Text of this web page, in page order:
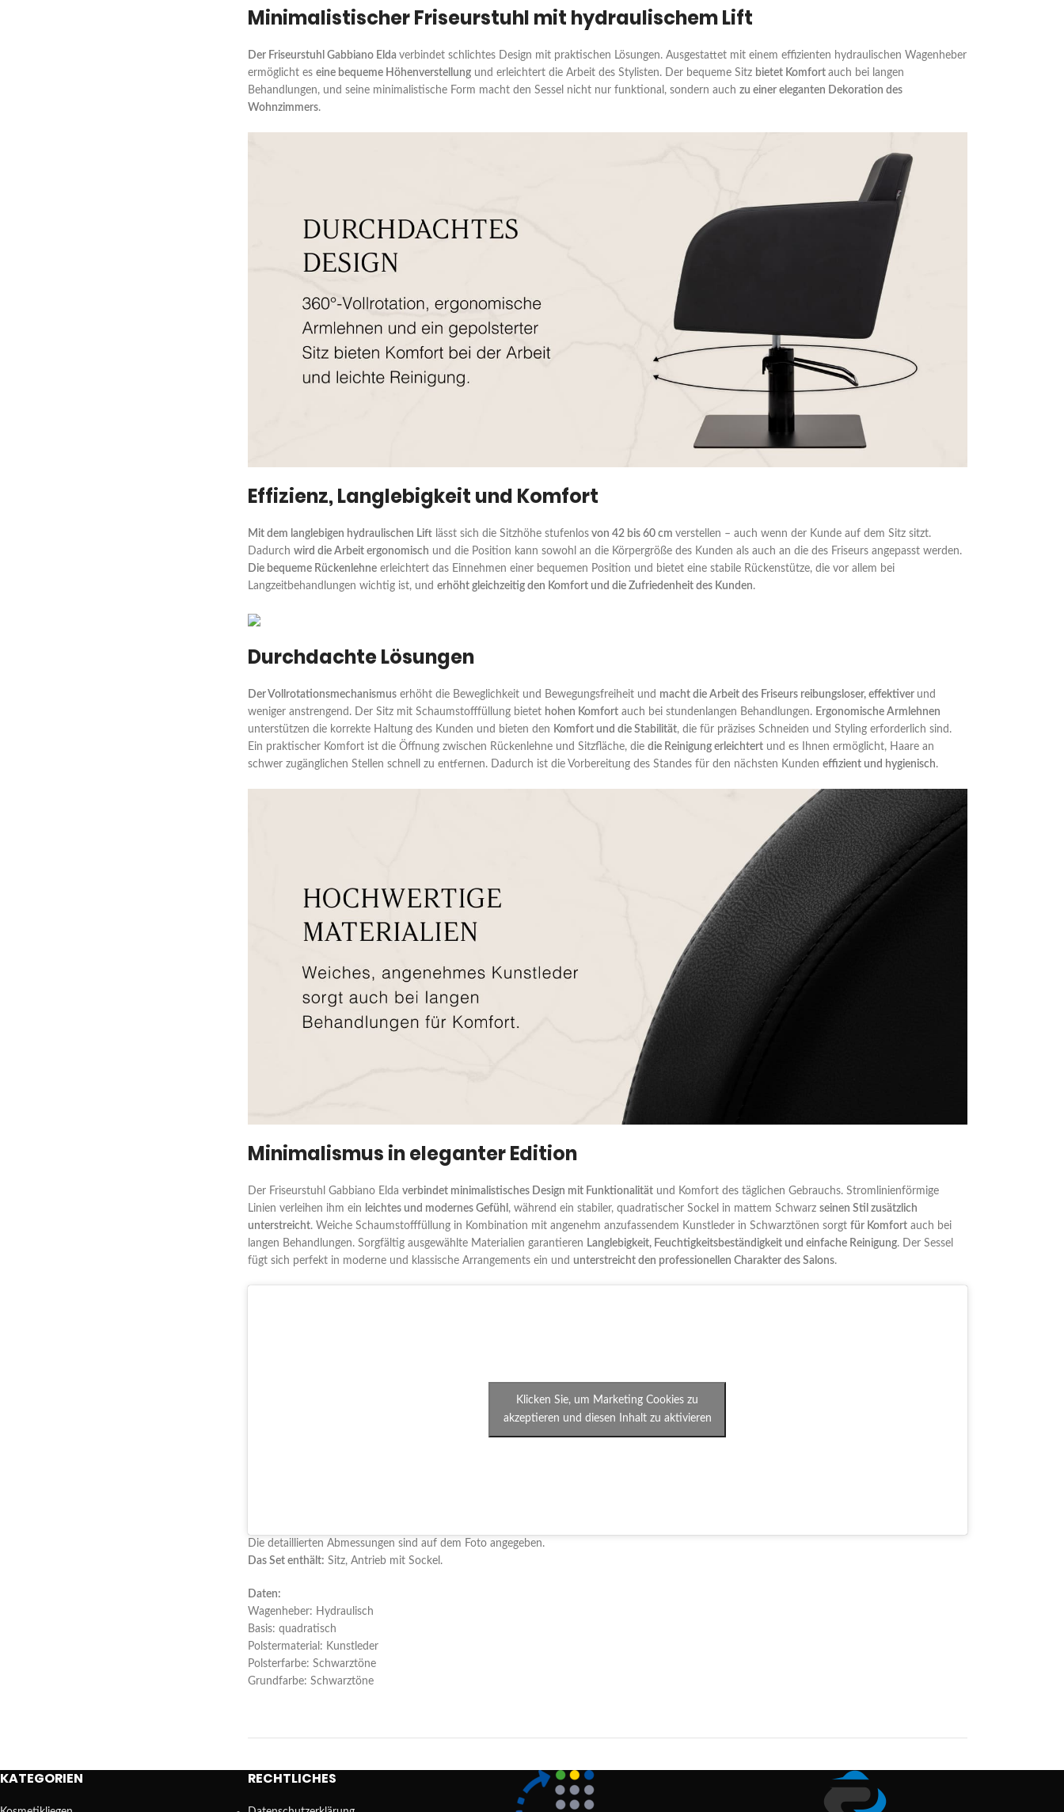
Minimalistischer Friseurstuhl mit hydraulischem Lift
Der Friseurstuhl Gabbiano Elda verbindet schlichtes Design mit praktischen Lösungen. Ausgestattet mit einem effizienten hydraulischen Wagenheber
ermöglicht es eine bequeme Höhenverstellungund erleichtert die Arbeit des Stylisten. Der bequeme Sitz bietet Komfort auch bei langen
Behandlungen, und seine minimalistische Form macht den Sessel nicht nur funktional, sondern auch zu einer eleganten Dekoration des
Wohnzimmers.
Effizienz, Langlebigkeit und Komfort
Mit dem langlebigen hydraulischen Liftlässt sich die Sitzhöhe stufenlosvon 42 bis 60 cm verstellen – auch wenn der Kunde auf dem Sitz sitzt.
Dadurch wird die Arbeit ergonomisch und die Position kann sowohl an die Körpergröße des Kunden als auch an die des Friseurs angepasst werden.
Die bequeme Rückenlehneerleichtert das Einnehmen einer bequemen Position und bietet eine stabile Rückenstütze, die vor allem bei
Langzeitbehandlungen wichtig ist, und erhöht gleichzeitig den Komfort und die Zufriedenheit des Kunden.
Durchdachte Lösungen
Der Vollrotationsmechanismuserhöht die Beweglichkeit und Bewegungsfreiheit und macht die Arbeit des Friseurs reibungsloser, effektiver und
weniger anstrengend. Der Sitz mit Schaumstofffüllung bietet hohen Komfortauch bei stundenlangen Behandlungen. Ergonomische Armlehnen
unterstützen die korrekte Haltung des Kunden und bieten den Komfort und die Stabilität, die für präzises Schneiden und Styling erforderlich sind.
Ein praktischer Komfort ist die Öffnung zwischen Rückenlehne und Sitzfläche, die die Reinigung erleichtertund es Ihnen ermöglicht, Haare an
schwer zugänglichen Stellen schnell zu entfernen. Dadurch ist die Vorbereitung des Standes für den nächsten Kunden effizient und hygienisch.
Minimalismus in eleganter Edition
Der Friseurstuhl Gabbiano Elda verbindet minimalistisches Design mit Funktionalitätund Komfort des täglichen Gebrauchs. Stromlinienförmige
Linien verleihen ihm ein leichtes und modernes Gefühl , während ein stabiler, quadratischer Sockel in mattem Schwarz seinen Stil zusätzlich
unterstreicht. Weiche Schaumstofffüllung in Kombination mit angenehm anzufassendem Kunstleder in Schwarztönen sorgt für Komfortauch bei
langen Behandlungen. Sorgfältig ausgewählte Materialien garantieren Langlebigkeit, Feuchtigkeitsbeständigkeit und einfache Reinigung. Der Sessel
fügt sich perfekt in moderne und klassische Arrangements ein und unterstreicht den professionellen Charakter des Salons.
Klicken Sie, um Marketing Cookies zu
akzeptieren und diesen Inhalt zu aktivieren
Die detaillierten Abmessungen sind auf dem Foto angegeben.
Das Set enthält: Sitz, Antrieb mit Sockel.
Daten:
Wagenheber: Hydraulisch
Basis: quadratisch
Polstermaterial: Kunstleder
Polsterfarbe: Schwarztöne
Grundfarbe: Schwarztöne
KATEGORIEN RECHTLICHES